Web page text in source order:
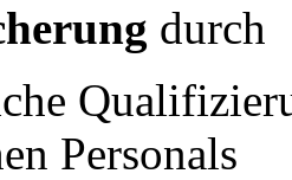
durch
Personals